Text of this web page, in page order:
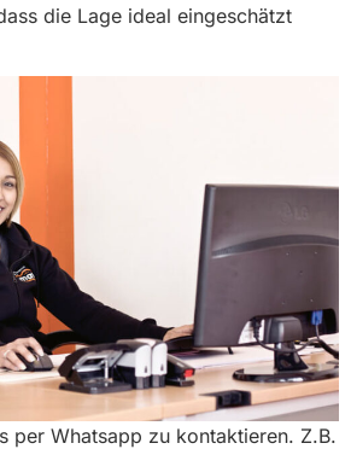
die Lage ideal eingeschätzt
per Whatsapp zu kontaktieren. Z.B.